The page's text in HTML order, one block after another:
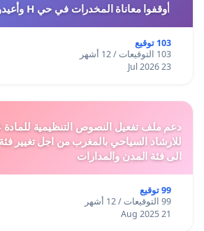
أوقفوا معاناة المخدرات في حي H وأعيدوا الأمان إلى حينا!
103 توقيع
103 التوقيعات / 12 أشهر
23 Jul 2026
للارشاد السياحي بالمغرب من اجل تغيير
الى فئة المدن والمدارات
99 توقيع
99 التوقيعات / 12 أشهر
21 Aug 2025